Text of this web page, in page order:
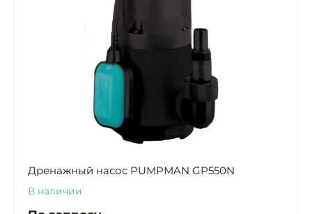
Дренажный насос PUMPMAN GP550N
В наличии